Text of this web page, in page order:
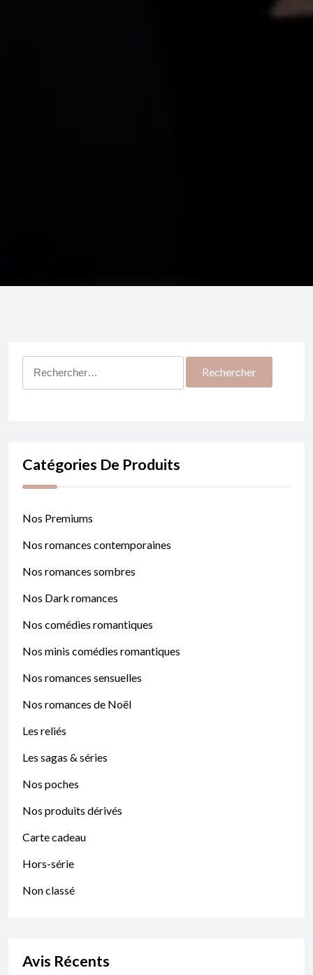
Catégories De Produits
Nos Premiums
Nos romances contemporaines
Nos romances sombres
Nos Dark romances
Nos comédies romantiques
Nos minis comédies romantiques
Nos romances sensuelles
Nos romances de Noël
Les reliés
Les sagas & séries
Nos poches
Nos produits dérivés
Carte cadeau
Hors-série
Non classé
Avis Récents